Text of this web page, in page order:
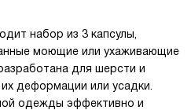
набор из 3 капсулы,
моющие или ухаживающие
для шерсти и
деформации или усадки.
одежды эффективно и